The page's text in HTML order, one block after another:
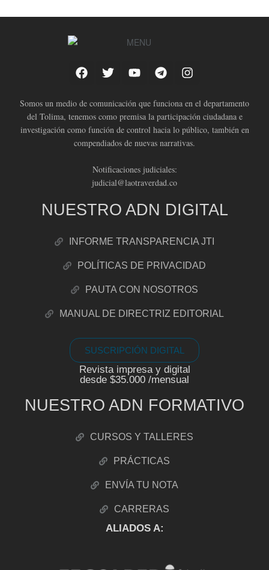
Somos un medio de comunicación que funciona en el departamento
del Tolima, tenemos como premisa la participación ciudadana e
investigación como función de control hacia lo público, también en
compendiados de nuevas narrativas.
Notificaciones judiciales:
judicial@laotraverdad.co
NUESTRO ADN DIGITAL
INFORME TRANSPARENCIA JTI
POLÍTICAS DE PRIVACIDAD
PAUTA CON NOSOTROS
MANUAL DE DIRECTRIZ EDITORIAL
SUSCRIPCIÓN DIGITAL
Revista impresa y digital
desde $35.000 /mensual
NUESTRO ADN FORMATIVO
CURSOS Y TALLERES
PRÁCTICAS
ENVÍA TU NOTA
CARRERAS
ALIADOS A: